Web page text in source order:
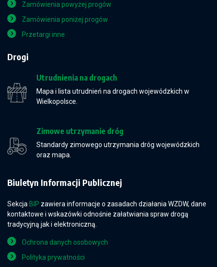
Zamówienia powyżej progów
Zamówienia poniżej progów
Przetargi inne
Drogi
Utrudnienia na drogach
Mapa i lista utrudnień na drogach wojewódzkich w
Wielkopolsce.
Zimowe utrzymanie dróg
Standardy zimowego utrzymania dróg wojewódzkich
oraz mapa.
Biuletyn Informacji Publicznej
Sekcja BIP zawiera informacje o zasadach działania WZDW, dane
kontaktowe i wskazówki odnośnie załatwiania spraw drogą
tradycyjną jak i elektroniczną.
Ochrona danych osobowych
Polityka prywatności